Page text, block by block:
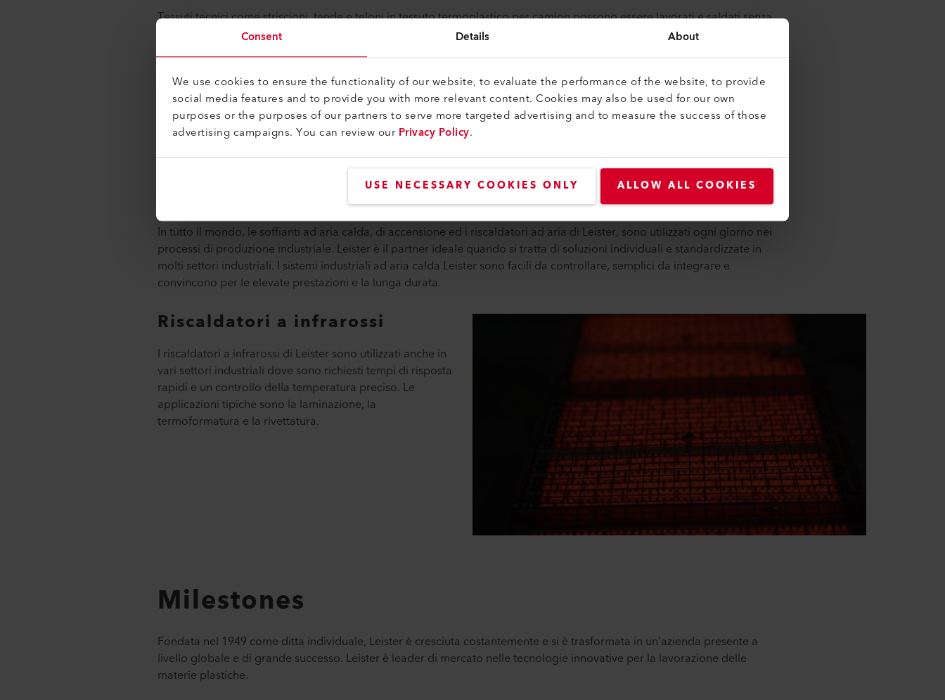
Consent Details About
We use cookies to ensure the functionality of our website, to evaluate the performance of the website, to provide
social media features and to provide you with more relevant content. Cookies may also be used for our own
purposes or the purposes of our partners to serve more targeted advertising and to measure the success of those
advertising campaigns. You can review ourPrivacy Policy.
USE NECESSARY COOKIES ONLY ALLOW ALL COOKIES
Tessuti tecnici come striscioni, tende e teloni in tessuto termoplastico per camion possono essere lavorati e saldati senza
problemi con le saldatrici per plastica di Leister. I cordoni di saldatura sono belli da vedere e durano a lungo. Sono anche
Per la saldatura di tetti piani e inclinati, gli operatori dei tetti di tutto il mondo si affidano alle collaudate saldatrici
automatiche di Leister. La VARIMAT di Leister, ad esempio, è adatta per la saldatura a sovrapposizione delle membrane
plastiche per tetti su superfici molto grandi, come i tetti piani degli edifici industriali. Per tetti piani o a falda di medie
dimensioni, viene utilizzata la saldatrice semiautomatica UNIROOF, più piccola e leggera.
Sistemi industriali
In tutto il mondo, le soffianti ad aria calda, di accensione ed i riscaldatori ad aria di Leister, sono utilizzati ogni giorno nei
processi di produzione industriale. Leister è il partner ideale quando si tratta di soluzioni individuali e standardizzate in
molti settori industriali. I sistemi industriali ad aria calda Leister sono facili da controllare, semplici da integrare e
convincono per le elevate prestazioni e la lunga durata.
Riscaldatori a infrarossi
I riscaldatori a infrarossi di Leister sono utilizzati anche in
vari settori industriali dove sono richiesti tempi di risposta
rapidi e un controllo della temperatura preciso. Le
applicazioni tipiche sono la laminazione, la
termoformatura e la rivettatura.
Milestones
Fondata nel 1949 come ditta individuale, Leister è cresciuta costantemente e si è trasformata in un'azienda presente a
livello globale e di grande successo. Leister è leader di mercato nelle tecnologie innovative per la lavorazione delle
materie plastiche.